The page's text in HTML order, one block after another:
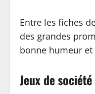
Entre les fiches
des grandes
bonne humeur
Jeux de